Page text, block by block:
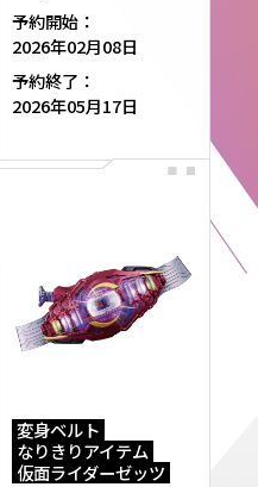
予約開始：
2026年02月08日
予約終了：
2026年05月17日
変身ベルト
なりきりアイテム
仮面ライダーゼッツ